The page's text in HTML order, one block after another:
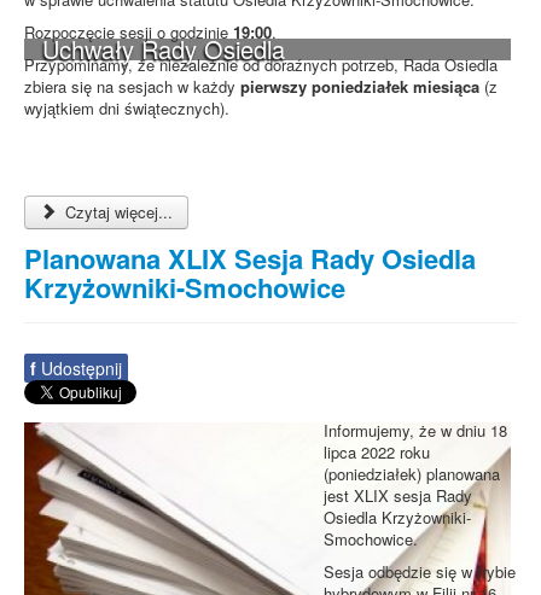
Uchwały Rady Osiedla
Rozpoczęcie sesji o godzinie 19:00.
Przypominamy, że niezależnie od doraźnych potrzeb, Rada Osiedla
zbiera się na sesjach w każdy pierwszy poniedziałek miesiąca (z
wyjątkiem dni świątecznych).
Czytaj więcej...
Planowana XLIX Sesja Rady Osiedla
Krzyżowniki-Smochowice
f Udostępnij
Informujemy, że w dniu 18
lipca 2022 roku
(poniedziałek) planowana
jest XLIX sesja Rady
Osiedla Krzyżowniki-
Smochowice.
Sesja odbędzie się w trybie